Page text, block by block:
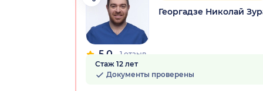
5.0 1 отзыв
Георгадзе Николай
Стаж 12 лет
Документы проверены